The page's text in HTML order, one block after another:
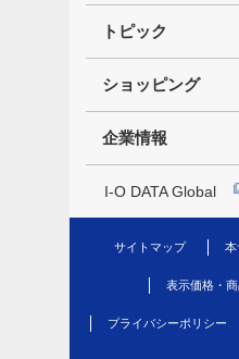
トピック
ショッピング
企業情報
I-O DATA Global
サイトマップ 本
表示価格・
プライバシーポリシー